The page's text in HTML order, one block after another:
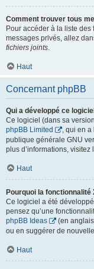
Comment trouver tous
Pour accéder à la liste
messages privés, allez
fichiers joints.
Haut
Concernant phpBB
Qui a développé ce
Ce logiciel (dans sa
phpBB Limited
, qui en a
publique générale GNU
plus d’informations, visitez
Haut
Pourquoi la fonctionnalité
Ce logiciel a été
pensez qu’une
phpBB Ideas
(en
ou en suggérer de
Haut